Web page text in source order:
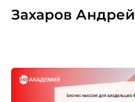
Захаров Андрей